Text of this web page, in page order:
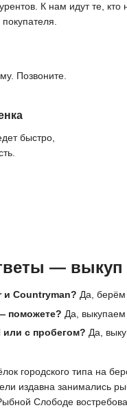
К нам идут те, кто
Позвоните.
быстро,
—
и Countryman? Да, берём
поможете? Да, выкупаем
или с пробегом? Да,
городского типа на
издавна занимались
Слободе